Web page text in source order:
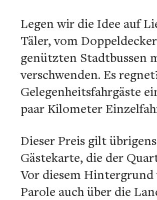
Legen wir die Idee auf
Täler, vom
genützten Stadtbussen
verschwenden. Es
Gelegenheitsfahrgäste
paar Kilometer
Dieser Preis gilt
Gästekarte, die der
Vor diesem Hintergrund
Parole auch über die